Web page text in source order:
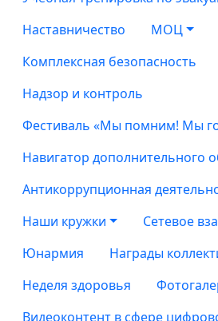
Наставничество
МОЦ
Комплексная безопасность
Надзор и контроль
Фестиваль «Мы помним! Мы
Навигатор дополнительного
Антикоррупционная
Наши кружки
Сетевое
Юнармия
Награды
Неделя здоровья
Видеоконтент в сфере